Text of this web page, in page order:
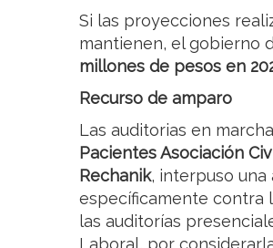
Si las proyecciones
mantienen, el gobierno
millones de pesos en
Recurso de amparo
Las auditorias en
Pacientes Asociación
Rechanik, interpuso una
específicamente contra
las auditorías